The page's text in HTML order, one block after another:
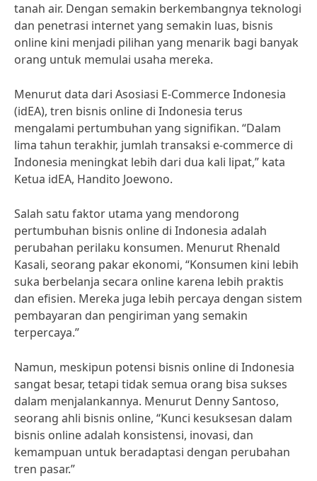
tanah air. Dengan semakin berkembangnya teknologi
dan penetrasi internet yang semakin luas, bisnis
online kini menjadi pilihan yang menarik bagi banyak
orang untuk memulai usaha mereka.
Menurut data dari Asosiasi E-Commerce Indonesia
(idEA), tren bisnis online di Indonesia terus
mengalami pertumbuhan yang signifikan. “Dalam
lima tahun terakhir, jumlah transaksi e-commerce di
Indonesia meningkat lebih dari dua kali lipat,” kata
Ketua idEA, Handito Joewono.
Salah satu faktor utama yang mendorong
pertumbuhan bisnis online di Indonesia adalah
perubahan perilaku konsumen. Menurut Rhenald
Kasali, seorang pakar ekonomi, “Konsumen kini lebih
suka berbelanja secara online karena lebih praktis
dan efisien. Mereka juga lebih percaya dengan sistem
pembayaran dan pengiriman yang semakin
terpercaya.”
Namun, meskipun potensi bisnis online di Indonesia
sangat besar, tetapi tidak semua orang bisa sukses
dalam menjalankannya. Menurut Denny Santoso,
seorang ahli bisnis online, “Kunci kesuksesan dalam
bisnis online adalah konsistensi, inovasi, dan
kemampuan untuk beradaptasi dengan perubahan
tren pasar.”